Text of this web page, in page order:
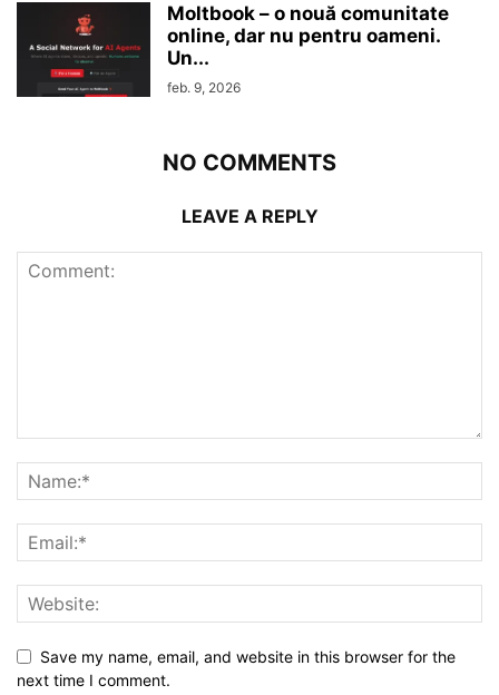
Moltbook – o nouă comunitate
online, dar nu pentru oameni.
Un...
feb. 9, 2026
NO COMMENTS
LEAVE A REPLY
Save my name, email, and website in this browser for the
next time I comment.